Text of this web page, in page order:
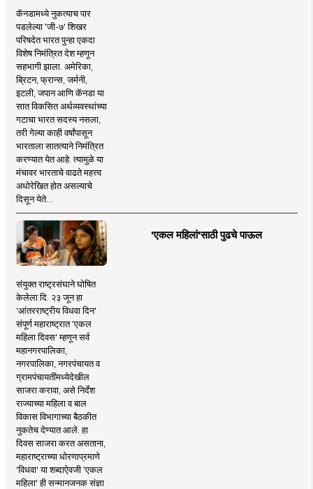
कॅनडामध्ये नुकत्याच पार
पडलेल्या 'जी-७' शिखर
परिषदेत भारत पुन्हा एकदा
विशेष निमंत्रित देश म्हणून
सहभागी झाला. अमेरिका,
ब्रिटन, फ्रान्स, जर्मनी,
इटली, जपान आणि कॅनडा या
सात विकसित अर्थव्यवस्थांच्या
गटाचा भारत सदस्य नसला,
तरी गेल्या काही वर्षांपासून
भारताला सातत्याने निमंत्रित
करण्यात येत आहे. त्यामुळे या
मंचावर भारताचे वाढते महत्त्व
अधोरेखित होत असल्याचे
दिसून येते...
'एकल महिलां'साठी पुढचे पाऊल
संयुक्त राष्ट्रसंघाने घोषित
केलेला दि. २३ जून हा
'आंतरराष्ट्रीय विधवा दिन'
संपूर्ण महाराष्ट्रात 'एकल
महिला दिवस' म्हणून सर्व
महानगरपालिका,
नगरपालिका, नगरपंचायत व
ग्रामपंचायतींमध्येदेखील
साजरा करावा, असे निर्देश
राज्याच्या महिला व बाल
विकास विभागाच्या बैठकीत
नुकतेच देण्यात आले. हा
दिवस साजरा करत असताना,
महाराष्ट्राच्या धोरणाप्रमाणे
'विधवा' या शब्दाऐवजी 'एकल
महिला' ही सन्मानजनक संज्ञा